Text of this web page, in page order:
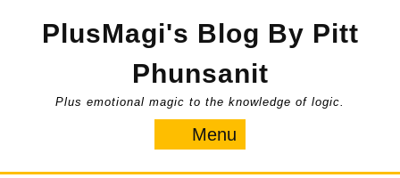
PlusMagi's Blog By Pitt
Phunsanit
Plus emotional magic to the knowledge of logic.
Menu